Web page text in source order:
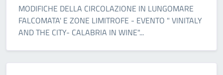
MODIFICHE DELLA CIRCOLAZIONE IN LUNGOMARE
FALCOMATA' E ZONE LIMITROFE - EVENTO " VINITALY
AND THE CITY- CALABRIA IN WINE"...